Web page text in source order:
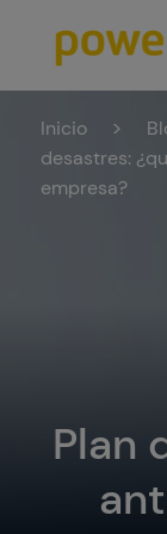
Inicio >
desastres:
empresa?
Plan
Data Center
Áreas
Ir a data
Sectores
Medios
Industria